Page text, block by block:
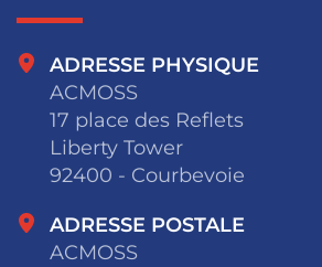
ADRESSE PHYSIQUE
ACMOSS
17 place des Reflets
Liberty Tower
92400 - Courbevoie
ADRESSE POSTALE
ACMOSS